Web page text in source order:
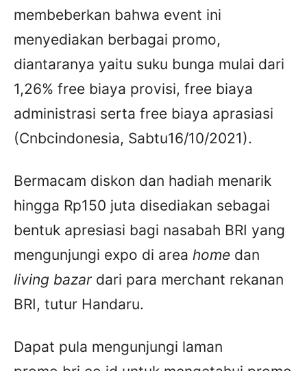
membeberkan bahwa event ini
menyediakan berbagai promo,
diantaranya yaitu suku bunga mulai dari
1,26% free biaya provisi, free biaya
administrasi serta free biaya aprasiasi
(Cnbcindonesia, Sabtu16/10/2021).
Bermacam diskon dan hadiah menarik
hingga Rp150 juta disediakan sebagai
bentuk apresiasi bagi nasabah BRI yang
mengunjungi expo di area home dan
living bazardari para merchant rekanan
BRI, tutur Handaru.
Dapat pula mengunjungi laman